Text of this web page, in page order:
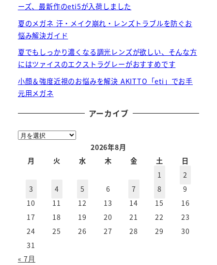
ーズ、最新作のeti5が入荷しました
夏のメガネ 汗・メイク崩れ・レンズトラブルを防ぐお
悩み解決ガイド
夏でもしっかり濃くなる調光レンズが欲しい、そんな方
にはツァイスのエクストラグレーがおすすめです
小顔＆強度近視のお悩みを解決 AKITTO「eti」でお手
元用メガネ
アーカイブ
ア
2026年8月
月
火 水 木 金 土
日
1
2
3
4 5 6 7 8
9
10
11 12 13 14 15
16
17
18 19 20 21 22
23
24
25 26 27 28 29
30
31
« 7月